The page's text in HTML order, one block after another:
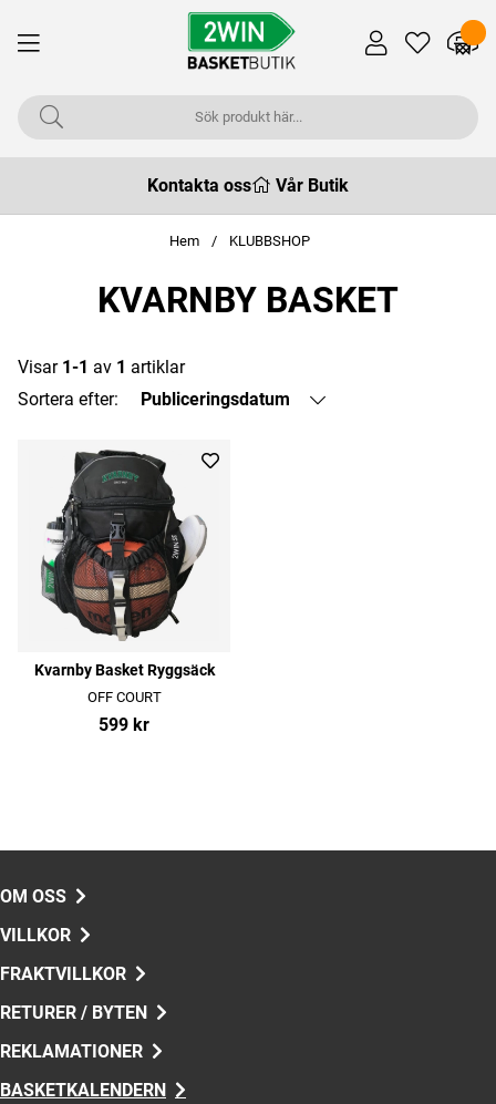
Kontakta oss Vår Butik
Hem KLUBBSHOP
KVARNBY BASKET
Visar 1-1 av 1 artiklar
Sortera efter:
Publiceringsdatum
Kvarnby Basket Ryggsäck
OFF COURT
599 kr
OM OSS
VILLKOR
FRAKTVILLKOR
RETURER / BYTEN
REKLAMATIONER
BASKETKALENDERN